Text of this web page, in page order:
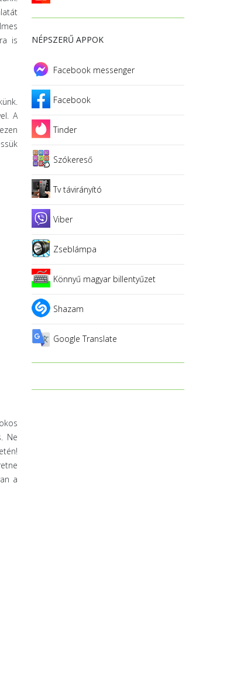
is
A
Ne
a
NÉPSZERŰ APPOK
Facebook messenger
Facebook
Tinder
Szókereső
Tv távirányító
Viber
Zseblámpa
Könnyű magyar billentyűzet
Shazam
Google Translate